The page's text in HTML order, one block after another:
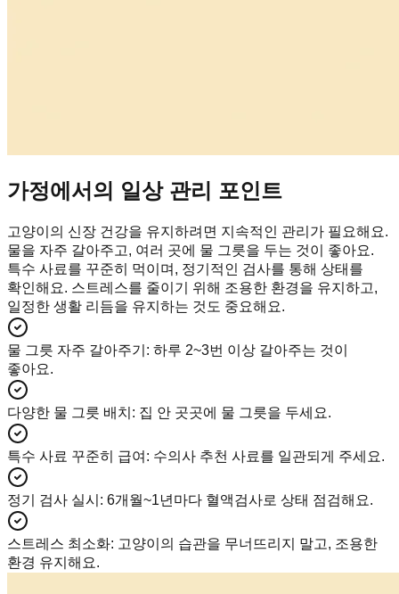
가정에서의 일상 관리 포인트
고양이의 신장 건강을 유지하려면 지속적인 관리가 필요해요.
물을 자주 갈아주고, 여러 곳에 물 그릇을 두는 것이 좋아요.
특수 사료를 꾸준히 먹이며, 정기적인 검사를 통해 상태를
확인해요. 스트레스를 줄이기 위해 조용한 환경을 유지하고,
일정한 생활 리듬을 유지하는 것도 중요해요.
물 그릇 자주 갈아주기 : 하루 2~3번 이상 갈아주는 것이
좋아요.
다양한 물 그릇 배치 : 집 안 곳곳에 물 그릇을 두세요.
특수 사료 꾸준히 급여 : 수의사 추천 사료를 일관되게 주세요.
정기 검사 실시 : 6개월~1년마다 혈액검사로 상태 점검해요.
스트레스 최소화: 고양이의 습관을 무너뜨리지 말고, 조용한
환경 유지해요.